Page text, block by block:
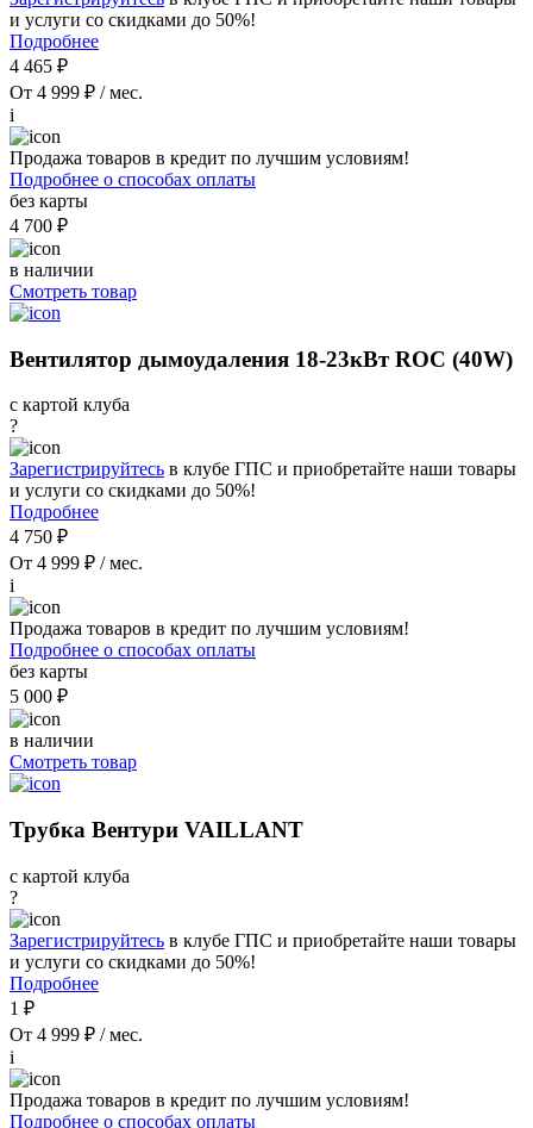
и услуги со скидками до 50%!
Подробнее
4 465 ₽
От 4 999 ₽ / мес.
i
Продажа товаров в кредит по лучшим условиям!
Подробнее о способах оплаты
без карты
4 700 ₽
в наличии
Смотреть товар
Вентилятор дымоудаления 18-23кВт ROC (40W)
с картой клуба
?
Зарегистрируйтесь в клубе ГПС и приобретайте наши товары
и услуги со скидками до 50%!
Подробнее
4 750 ₽
От 4 999 ₽ / мес.
i
Продажа товаров в кредит по лучшим условиям!
Подробнее о способах оплаты
без карты
5 000 ₽
в наличии
Смотреть товар
Трубка Вентури VAILLANT
с картой клуба
?
Зарегистрируйтесь в клубе ГПС и приобретайте наши товары
и услуги со скидками до 50%!
Подробнее
1 ₽
От 4 999 ₽ / мес.
i
Продажа товаров в кредит по лучшим условиям!
Подробнее о способах оплаты